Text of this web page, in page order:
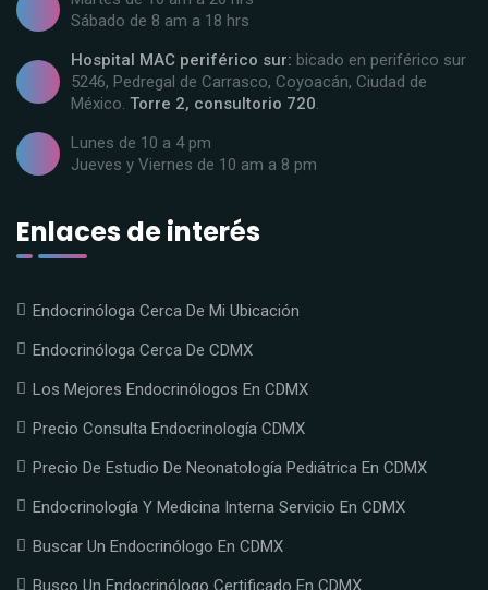
Sábado de 8 am a 18 hrs
Hospital MAC periférico sur: bicado en periférico sur
5246, Pedregal de Carrasco, Coyoacán, Ciudad de
México. Torre 2, consultorio 720.
Lunes de 10 a 4 pm
Jueves y Viernes de 10 am a 8 pm
Enlaces de interés
Endocrinóloga Cerca De Mi Ubicación
Endocrinóloga Cerca De CDMX
Los Mejores Endocrinólogos En CDMX
Precio Consulta Endocrinología CDMX
Precio De Estudio De Neonatología Pediátrica En CDMX
Endocrinología Y Medicina Interna Servicio En CDMX
Buscar Un Endocrinólogo En CDMX
Busco Un Endocrinólogo Certificado En CDMX